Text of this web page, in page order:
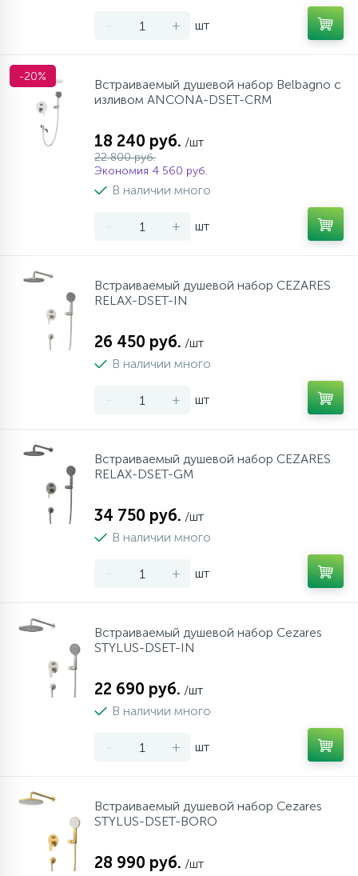
Гарантия
Возврат товара
Душевые кабины
Комплектующие
КомплектующиеСтаканы для ванной
- + шт
-20%
Встраиваемый душевой набор Belbagno с
изливом ANCONA-DSET-CRM
18 240 руб. /шт
22 800 руб.
Экономия 4 560 руб.
В наличии много
- + шт
Встраиваемый душевой набор CEZARES
RELAX-DSET-IN
26 450 руб. /шт
В наличии много
- + шт
Встраиваемый душевой набор CEZARES
RELAX-DSET-GM
34 750 руб. /шт
В наличии много
- + шт
Встраиваемый душевой набор Cezares
STYLUS-DSET-IN
22 690 руб. /шт
В наличии много
- + шт
Встраиваемый душевой набор Cezares
STYLUS-DSET-BORO
28 990 руб. /шт